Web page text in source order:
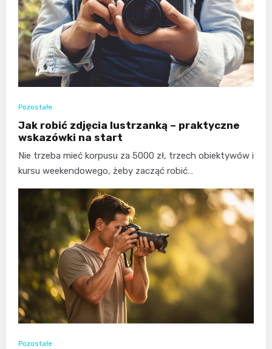
Pozostałe
Jak robić zdjęcia lustrzanką – praktyczne
wskazówki na start
Nie trzeba mieć korpusu za 5000 zł, trzech obiektywów i
kursu weekendowego, żeby zacząć robić…
Pozostałe